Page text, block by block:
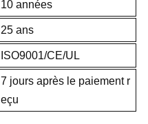
10 années
25 ans
ISO9001/CE/UL
7 jours après le paiement r
eçu